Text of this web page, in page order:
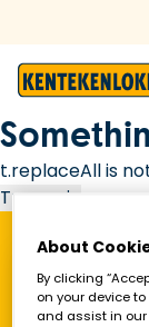
t.replaceAll is
Try again
Vind een
About
By clicking
on your device
and assist in